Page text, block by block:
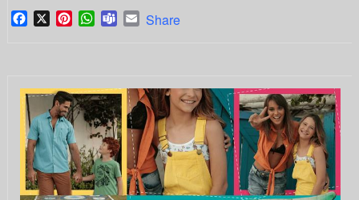
Facebook
X PinterestWhatsApp
TeamsEmail
Share